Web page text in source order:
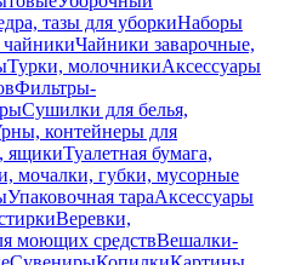
тазы для уборкиНаборы
чайникиЧайники заварочные,
Турки, молочникиАксессуары
Фильтры-
Сушилки для белья,
контейнеры для
ящикиТуалетная бумага,
мочалки, губки, мусорные
Упаковочная тараАксессуары
Веревки,
моющих средствВешалки-